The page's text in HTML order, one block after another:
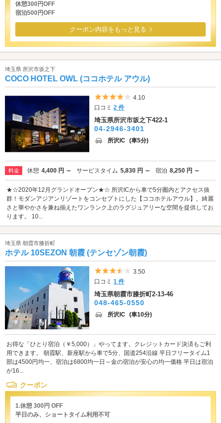
休憩300円OFF
宿泊500円OFF
クーポン内容をもっと見る
埼玉県 所沢市坂之下
COCO HOTEL OWL (ココホテル アウル)
5つ星のうち4
4.10
口コミ2 件
埼玉県所沢市坂之下422-1
04-2946-3401
所沢IC (車5分)
料金 休憩 4,400 円 ～ サービスタイム 5,830 円 ～ 宿泊 8,250 円 ～
★☆2020年12月グランドオープン★☆ 所沢ICから車で5分圏内とアクセス抜
群！モダンアジアンリゾートをコンセプトにした【ココホテルアウル】。綺麗
さと華やかさを兼ね揃えたワンランク上のラグジュアリーな空間を提供してお
ります。 10...
埼玉県 朝霞市膝折町
ホテル 10SEZON 朝霞 (テンセゾン朝霞)
5つ星のうち3.5
3.50
口コミ1 件
埼玉県朝霞市膝折町2-13-46
048-465-0550
所沢IC (車10分)
お得な「ひとり宿泊（￥5,000）」やってます。クレジットカード決済もご利
用できます。 朝霞駅、新座駅から車で5分、国道254沿線 平日フリータイム1
部は4500円均一、宿泊は6800均一日～金の宿泊が安心の均一価格 平日は宿泊
が16...
クーポン
1.休憩 300円 OFF
平日のみ、ショートタイム利用不可